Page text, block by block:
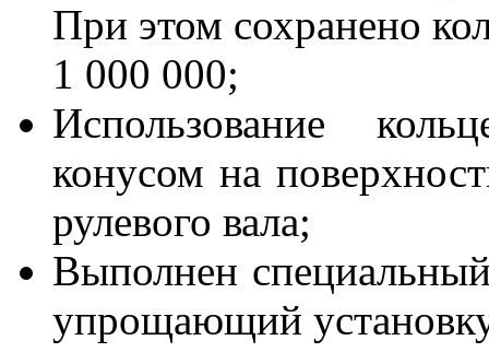
При этом сохранено
1 000 000;
Использование
конусом на
рулевого вала;
Выполнен
упрощающий